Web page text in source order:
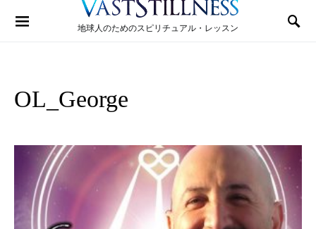
地球人のためのスピリチュアル・レッスン
Search for:
OL_George